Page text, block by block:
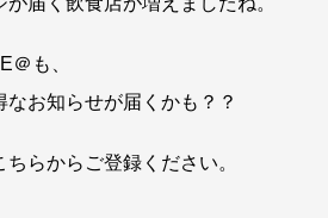
＠も、
お知らせが届くかも？？
らからご登録ください。